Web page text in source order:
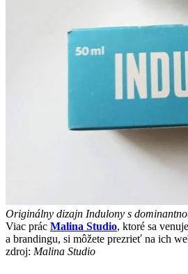
Originálny dizajn Indulony s
Viac prác Malina Studio, ktoré sa
a brandingu, si môžete prezrieť na ich
zdroj: Malina Studio